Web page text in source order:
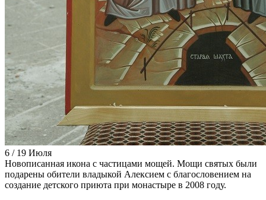
6 / 19 Июля
Новописанная икона с частицами мощей. Мощи святых были
подарены обители владыкой Алексием с благословением на
создание детского приюта при монастыре в 2008 году.